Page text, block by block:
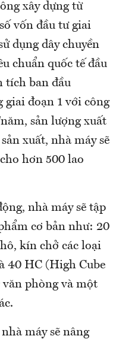
xây dựng từ
vốn đầu tư giai
dụng dây chuyền
chuẩn quốc tế đầu
tích ban đầu
giai đoạn 1 với công
sản lượng xuất
xuất, nhà máy sẽ
hơn 500 lao
nhà máy sẽ tập
cơ bản như: 20
kín chở các loại
40 HC (High Cube
phòng và một
máy sẽ nâng